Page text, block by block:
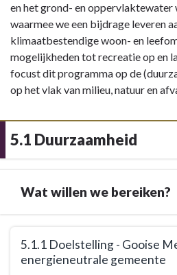
en het grond- en oppervlaktewater
waarmee we een bijdrage leveren
klimaatbestendige woon- en
mogelijkheden tot recreatie op en
focust dit programma op de
op het vlak van milieu, natuur en
5.1 Duurzaamheid
Wat willen we bereiken?
navigatie
5.1.1 Doelstelling - Gooise
energieneutrale gemeente